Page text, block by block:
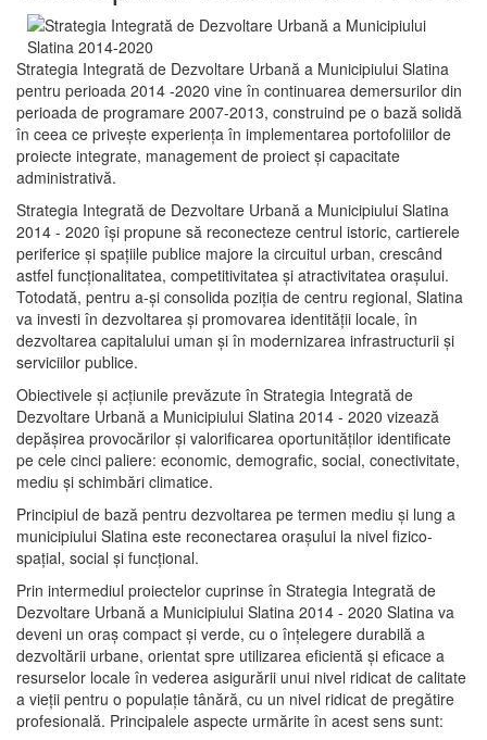
Strategia Integrată de Dezvoltare Urbană a Municipiului Slatina
pentru perioada 2014 -2020 vine în continuarea demersurilor din
perioada de programare 2007-2013, construind pe o bază solidă
în ceea ce priveşte experienţa în implementarea portofoliilor de
proiecte integrate, management de proiect și capacitate
administrativă.
Strategia Integrată de Dezvoltare Urbană a Municipiului Slatina
2014 - 2020 își propune să reconecteze centrul istoric, cartierele
periferice şi spaţiile publice majore la circuitul urban, crescând
astfel funcţionalitatea, competitivitatea şi atractivitatea oraşului.
Totodată, pentru a-şi consolida poziţia de centru regional, Slatina
va investi în dezvoltarea şi promovarea identităţii locale, în
dezvoltarea capitalului uman şi în modernizarea infrastructurii şi
serviciilor publice.
Obiectivele şi acţiunile prevăzute în Strategia Integrată de
Dezvoltare Urbană a Municipiului Slatina 2014 - 2020 vizează
depășirea provocărilor şi valorificarea oportunităţilor identificate
pe cele cinci paliere: economic, demografic, social, conectivitate,
mediu şi schimbări climatice.
Principiul de bază pentru dezvoltarea pe termen mediu şi lung a
municipiului Slatina este reconectarea oraşului la nivel fizico-
spaţial, social şi funcţional.
Prin intermediul proiectelor cuprinse în Strategia Integrată de
Dezvoltare Urbană a Municipiului Slatina 2014 - 2020 Slatina va
deveni un oraş compact şi verde, cu o înţelegere durabilă a
dezvoltării urbane, orientat spre utilizarea eficientă şi eficace a
resurselor locale în vederea asigurării unui nivel ridicat de calitate
a vieţii pentru o populaţie tânără, cu un nivel ridicat de pregătire
profesională. Principalele aspecte urmărite în acest sens sunt: